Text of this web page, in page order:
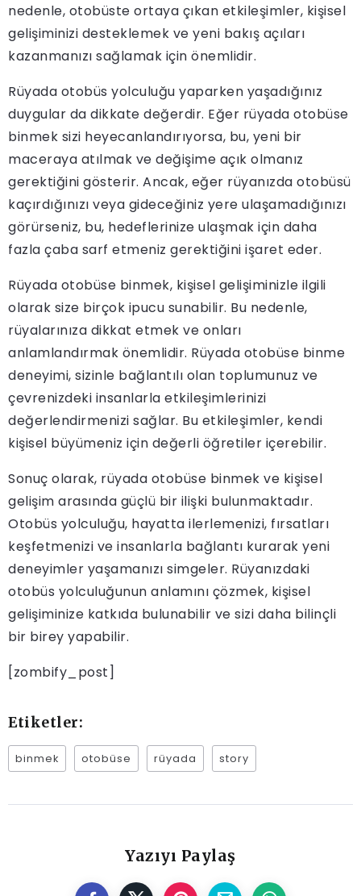
nedenle, otobüste ortaya çıkan etkileşimler, kişisel
gelişiminizi desteklemek ve yeni bakış açıları
kazanmanızı sağlamak için önemlidir.
Rüyada otobüs yolculuğu yaparken yaşadığınız
duygular da dikkate değerdir. Eğer rüyada otobüse
binmek sizi heyecanlandırıyorsa, bu, yeni bir
maceraya atılmak ve değişime açık olmanız
gerektiğini gösterir. Ancak, eğer rüyanızda otobüsü
kaçırdığınızı veya gideceğiniz yere ulaşamadığınızı
görürseniz, bu, hedeflerinize ulaşmak için daha
fazla çaba sarf etmeniz gerektiğini işaret eder.
Rüyada otobüse binmek, kişisel gelişiminizle ilgili
olarak size birçok ipucu sunabilir. Bu nedenle,
rüyalarınıza dikkat etmek ve onları
anlamlandırmak önemlidir. Rüyada otobüse binme
deneyimi, sizinle bağlantılı olan toplumunuz ve
çevrenizdeki insanlarla etkileşimlerinizi
değerlendirmenizi sağlar. Bu etkileşimler, kendi
kişisel büyümeniz için değerli öğretiler içerebilir.
Sonuç olarak, rüyada otobüse binmek ve kişisel
gelişim arasında güçlü bir ilişki bulunmaktadır.
Otobüs yolculuğu, hayatta ilerlemenizi, fırsatları
keşfetmenizi ve insanlarla bağlantı kurarak yeni
deneyimler yaşamanızı simgeler. Rüyanızdaki
otobüs yolculuğunun anlamını çözmek, kişisel
gelişiminize katkıda bulunabilir ve sizi daha bilinçli
bir birey yapabilir.
[zombify_post]
Etiketler:
binmek otobüse rüyada story
Yazıyı Paylaş